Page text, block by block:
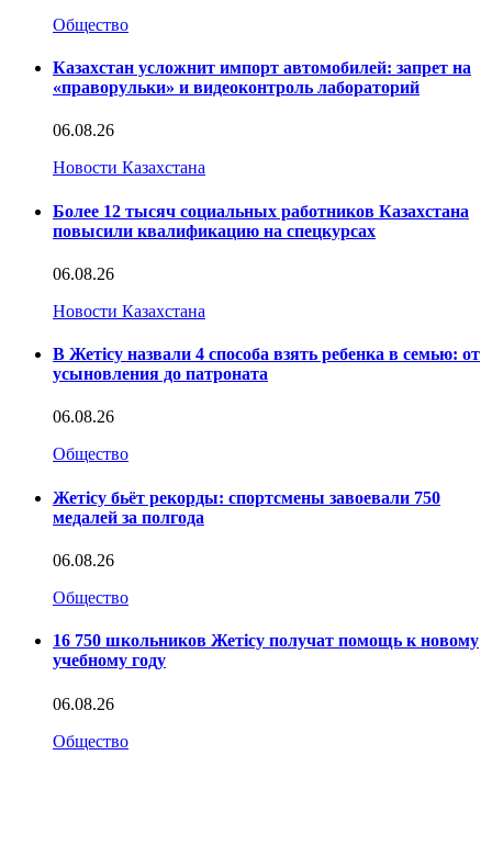
Общество
Казахстан усложнит импорт автомобилей: запрет на
«праворульки» и видеоконтроль лабораторий
06.08.26
Новости Казахстана
Более 12 тысяч социальных работников Казахстана
повысили квалификацию на спецкурсах
06.08.26
Новости Казахстана
В Жетісу назвали 4 способа взять ребенка в семью: от
усыновления до патроната
06.08.26
Общество
Жетісу бьёт рекорды: спортсмены завоевали 750
медалей за полгода
06.08.26
Общество
16 750 школьников Жетісу получат помощь к новому
учебному году
06.08.26
Общество